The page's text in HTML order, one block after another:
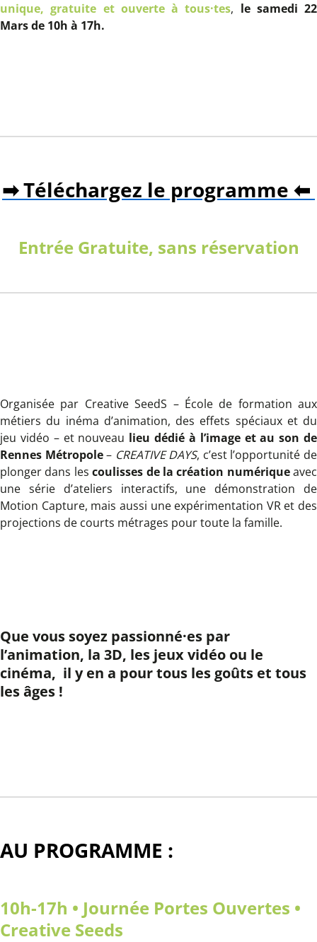
unique, gratuite et ouverte à tous·tes, le samedi 22
Mars de 10h à 17h.
➡ Téléchargez le programme ⬅
Entrée Gratuite, sans réservation
Organisée par Creative SeedS – École de formation aux
métiers du inéma d’animation, des effets spéciaux et du
jeu vidéo – et nouveau lieu dédié à l’image et au son de
Rennes Métropole– CREATIVE DAYS, c’est l’opportunité de
plonger dans lescoulisses de la création numériqueavec
une série d’ateliers interactifs, une démonstration de
Motion Capture, mais aussi une expérimentation VR et des
projections de courts métrages pour toute la famille.
Que vous soyez passionné·es par
l’animation, la 3D, les jeux vidéo ou le
cinéma, il y en a pour tous les goûts et tous
les âges !
AU PROGRAMME :
10h-17h • Journée Portes Ouvertes •
Creative Seeds